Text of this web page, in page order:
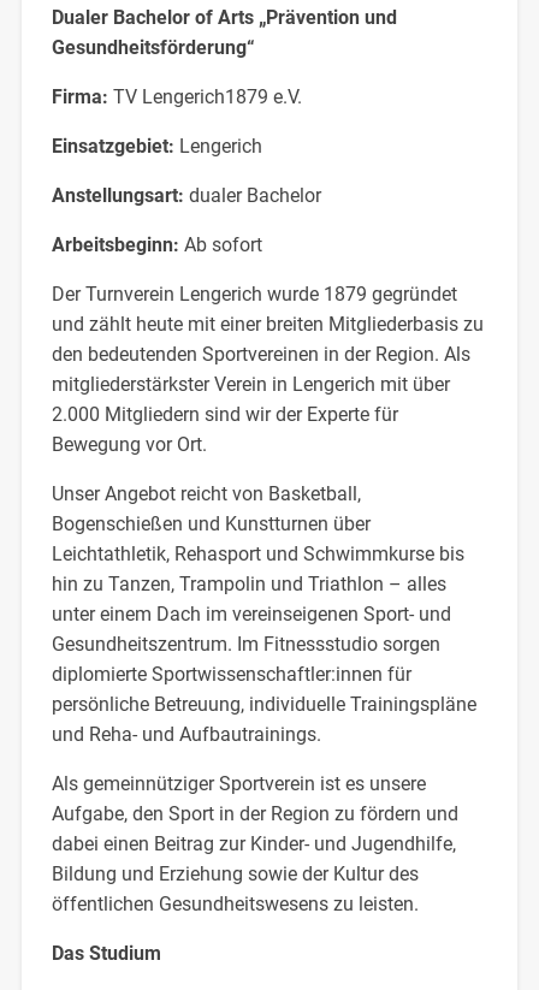
Dualer Bachelor of Arts „Prävention und
Gesundheitsförderung“
Firma: TV Lengerich1879 e.V.
Einsatzgebiet: Lengerich
Anstellungsart: dualer Bachelor
Arbeitsbeginn: Ab sofort
Der Turnverein Lengerich wurde 1879 gegründet
und zählt heute mit einer breiten Mitgliederbasis zu
den bedeutenden Sportvereinen in der Region. Als
mitgliederstärkster Verein in Lengerich mit über
2.000 Mitgliedern sind wir der Experte für
Bewegung vor Ort.
Unser Angebot reicht von Basketball,
Bogenschießen und Kunstturnen über
Leichtathletik, Rehasport und Schwimmkurse bis
hin zu Tanzen, Trampolin und Triathlon – alles
unter einem Dach im vereinseigenen Sport- und
Gesundheitszentrum. Im Fitnessstudio sorgen
diplomierte Sportwissenschaftler:innen für
persönliche Betreuung, individuelle Trainingspläne
und Reha- und Aufbautrainings.
Als gemeinnütziger Sportverein ist es unsere
Aufgabe, den Sport in der Region zu fördern und
dabei einen Beitrag zur Kinder- und Jugendhilfe,
Bildung und Erziehung sowie der Kultur des
öffentlichen Gesundheitswesens zu leisten.
Das Studium